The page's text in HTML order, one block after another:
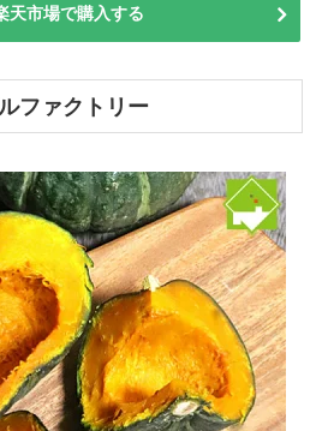
天市場で購入する
ファクトリー